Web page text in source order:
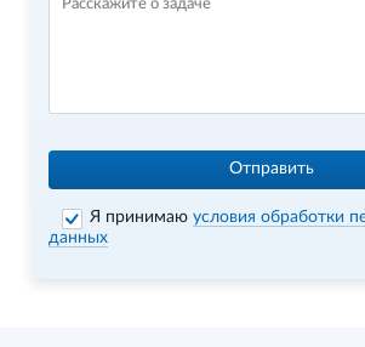
Отправить
Я принимаюусловия обработки
данных